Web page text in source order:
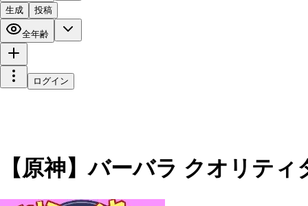
生成
投稿
全年齢
ログイン
【原神】バーバラ クオリテ